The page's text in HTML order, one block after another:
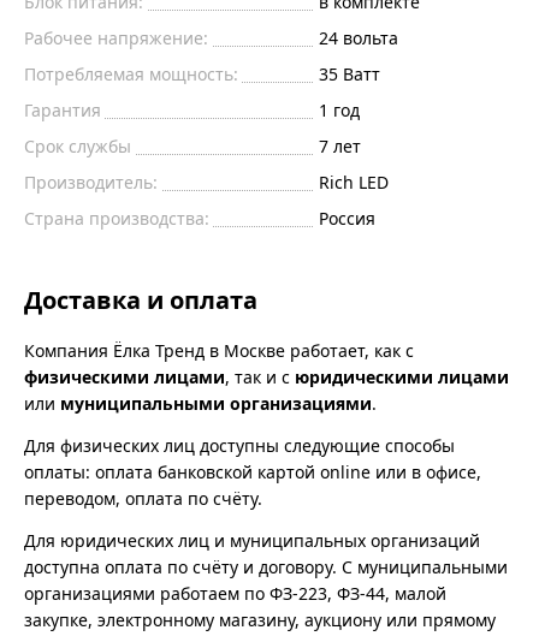
Рабочее напряжение:
24 вольта
Потребляемая мощность:
35 Ватт
Гарантия
1 год
Срок службы
7 лет
Производитель:
Rich LED
Страна производства:
Россия
Доставка и оплата
Компания Ёлка Тренд в Москве работает, как с
физическими лицами, так и с юридическими лицами
или муниципальными организациями.
Для физических лиц доступны следующие способы
оплаты: оплата банковской картой online или в офисе,
переводом, оплата по счёту.
Для юридических лиц и муниципальных организаций
доступна оплата по счёту и договору. С муниципальными
организациями работаем по ФЗ-223, ФЗ-44, малой
закупке, электронному магазину, аукциону или прямому